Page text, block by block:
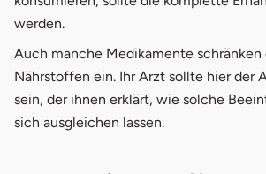
werden.
Auch manche Medikamente
Nährstoffen ein. Ihr Arzt sollte hier der
sein, der ihnen erklärt, wie solche
sich ausgleichen lassen.